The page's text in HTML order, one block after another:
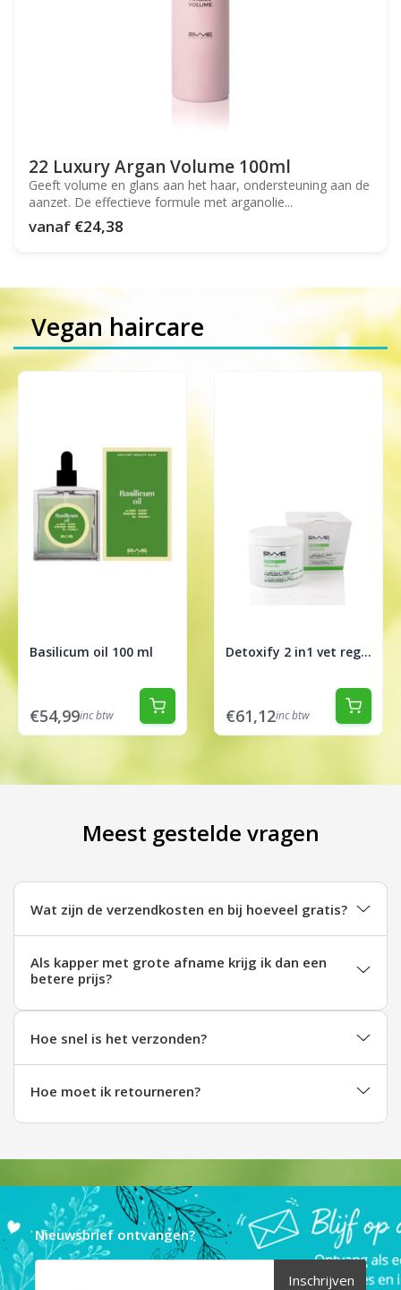
22 Luxury Argan Volume 100ml
Geeft volume en glans aan het haar, ondersteuning aan de
aanzet. De effectieve formule met arganolie...
vanaf €24,38
Vegan haircare
Basilicum oil 100 ml
€54,99inc btw
Detoxify 2 in1 vet regulerende treatment 200ml
€61,12inc btw
Meest gestelde vragen
Wat zijn de verzendkosten en bij hoeveel gratis?
Als kapper met grote afname krijg ik dan een
betere prijs?
Hoe snel is het verzonden?
Hoe moet ik retourneren?
Nieuwsbrief ontvangen?
Inschrijven